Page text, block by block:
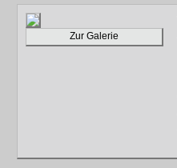
Zur Galerie